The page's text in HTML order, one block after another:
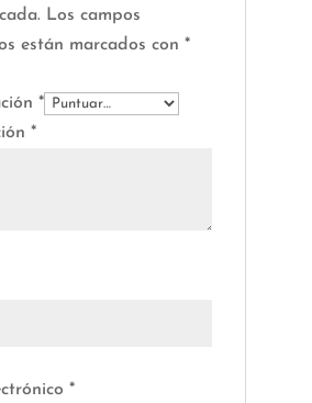
Los campos
están marcados con *
*
*
*